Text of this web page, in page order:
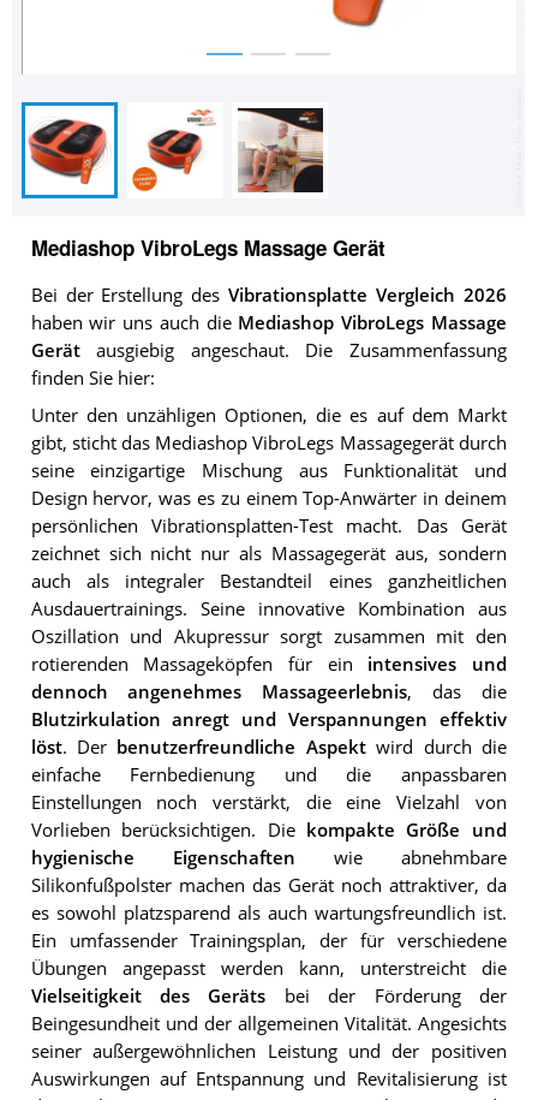
Mediashop VibroLegs Massage Gerät
Bei der Erstellung desVibrationsplatte Vergleich 2026
haben wir uns auch die Mediashop VibroLegs Massage
Gerätausgiebig angeschaut. Die Zusammenfassung
finden Sie hier:
Unter den unzähligen Optionen, die es auf dem Markt
gibt, sticht das Mediashop VibroLegs Massagegerät durch
seine einzigartige Mischung aus Funktionalität und
Design hervor, was es zu einem Top-Anwärter in deinem
persönlichen Vibrationsplatten-Test macht. Das Gerät
zeichnet sich nicht nur als Massagegerät aus, sondern
auch als integraler Bestandteil eines ganzheitlichen
Ausdauertrainings. Seine innovative Kombination aus
Oszillation und Akupressur sorgt zusammen mit den
rotierenden Massageköpfen für ein intensives und
dennoch angenehmes Massageerlebnis, das die
Blutzirkulation anregt und Verspannungen effektiv
löst. Der benutzerfreundliche Aspektwird durch die
einfache Fernbedienung und die anpassbaren
Einstellungen noch verstärkt, die eine Vielzahl von
Vorlieben berücksichtigen. Die kompakte Größe und
hygienische Eigenschaften wie abnehmbare
Silikonfußpolster machen das Gerät noch attraktiver, da
es sowohl platzsparend als auch wartungsfreundlich ist.
Ein umfassender Trainingsplan, der für verschiedene
Übungen angepasst werden kann, unterstreicht die
Vielseitigkeit des Geräts bei der Förderung der
Beingesundheit und der allgemeinen Vitalität. Angesichts
seiner außergewöhnlichen Leistung und der positiven
Auswirkungen auf Entspannung und Revitalisierung ist